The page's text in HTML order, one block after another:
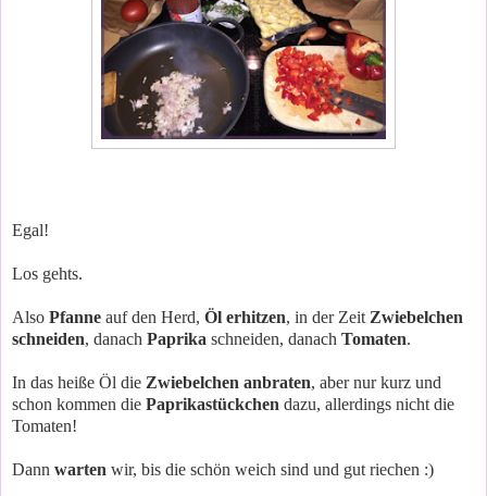
Egal!
Los gehts.
Also Pfanne auf den Herd, Öl erhitzen, in der Zeit Zwiebelchen
schneiden, danach Paprika schneiden, danach Tomaten.
In das heiße Öl die Zwiebelchen anbraten, aber nur kurz und
schon kommen die Paprikastückchen dazu, allerdings nicht die
Tomaten!
Dann warten wir, bis die schön weich sind und gut riechen :)